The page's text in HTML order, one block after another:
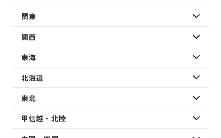
関東
関西
東海
北海道
東北
甲信越・北陸